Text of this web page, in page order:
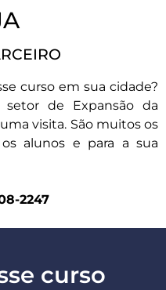
curso em sua cidade?
de Expansão da
visita. São muitos os
alunos e para a sua
2247
curso